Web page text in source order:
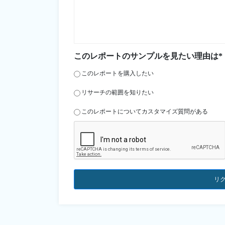
このレポートのサンプルを見たい理由は*
このレポートを購入したい
リサーチの範囲を知りたい
このレポートについてカスタマイズ質問がある
リ